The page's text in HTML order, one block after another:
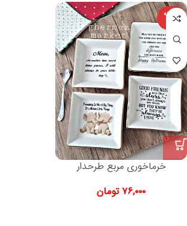
فروخته
شده
خرماخوری مربع طرحدار
۷۶,۰۰۰ تومان